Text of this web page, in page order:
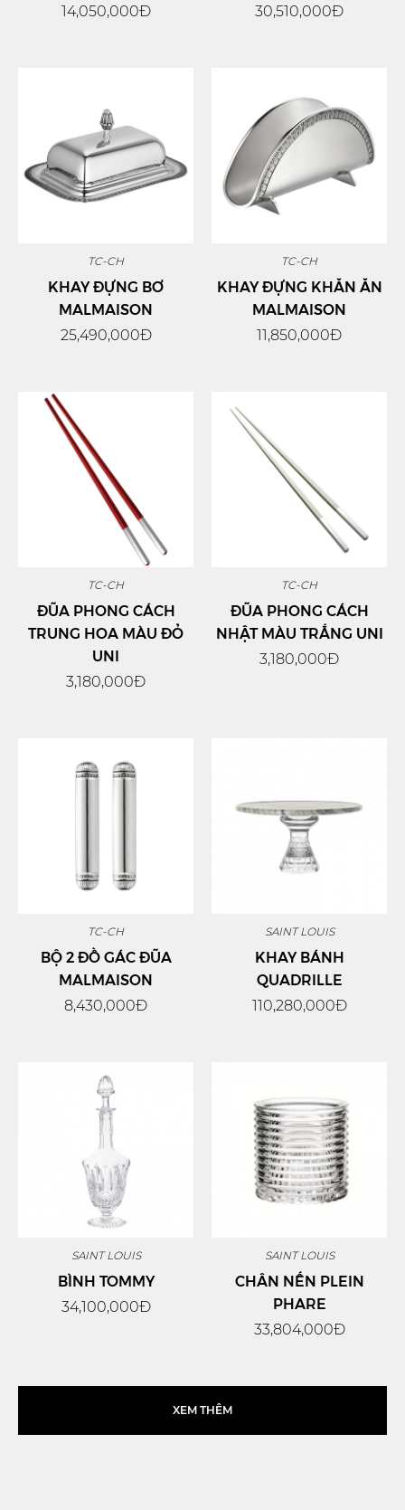
14,050,000Đ 30,510,000Đ
TC-CH
KHAY ĐỰNG BƠ
MALMAISON
25,490,000Đ
TC-CH
KHAY ĐỰNG KHĂN ĂN
MALMAISON
11,850,000Đ
TC-CH
ĐŨA PHONG CÁCH
TRUNG HOA MÀU ĐỎ
UNI
3,180,000Đ
TC-CH
ĐŨA PHONG CÁCH
NHẬT MÀU TRẮNG UNI
3,180,000Đ
TC-CH
BỘ 2 ĐỒ GÁC ĐŨA
MALMAISON
8,430,000Đ
SAINT LOUIS
KHAY BÁNH
QUADRILLE
110,280,000Đ
SAINT LOUIS
BÌNH TOMMY
34,100,000Đ
SAINT LOUIS
CHÂN NẾN PLEIN
PHARE
33,804,000Đ
XEM THÊM